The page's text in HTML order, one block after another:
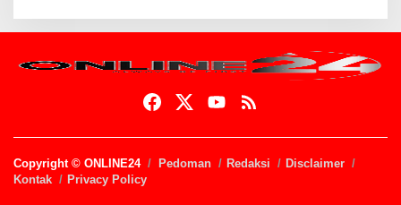
Copyright © ONLINE24 Pedoman Redaksi
Disclaimer
Kontak
Privacy Policy